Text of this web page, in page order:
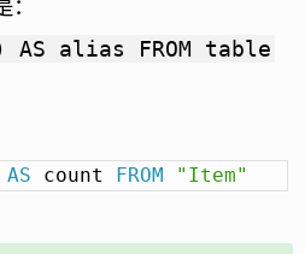
AS alias FROM table
AS count FROM "Item"